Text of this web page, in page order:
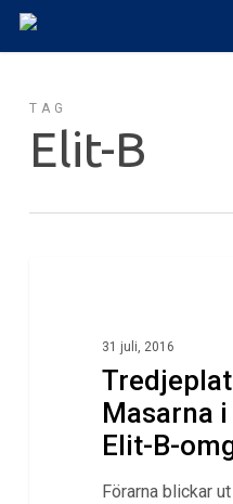
Skip
to
content
TAG
Elit-B
31 juli, 2016
Masarna
Elit-B-
Förarna blickar